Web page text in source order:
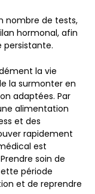
nombre de tests,
hormonal, afin
persistante.
la vie
la surmonter en
adaptées. Par
alimentation
et des
rapidement
est
soin de
période
et de reprendre